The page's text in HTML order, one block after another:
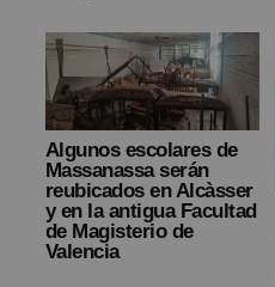
Algunos escolares de
Massanassa serán
reubicados en Alcàsser
y en la antigua Facultad
de Magisterio de
Valencia